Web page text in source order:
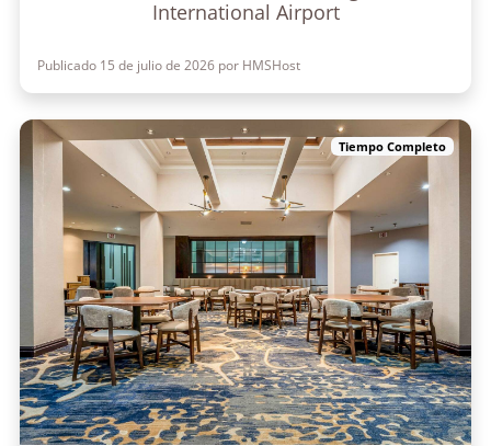
International Airport
Publicado 15 de julio de 2026 por HMSHost
Tiempo Completo